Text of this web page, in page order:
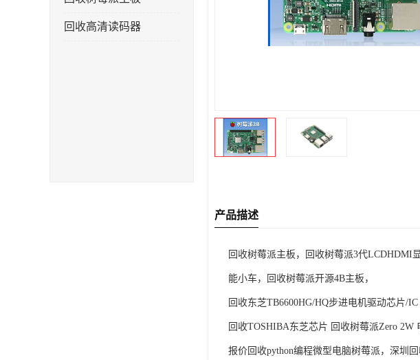
回收高清读码器
产品描述
回收树莓派主板， 回收树莓派3代LCDHDMI
能小车，回收树莓派开源4B主板，
回收东芝TB6600HG/HQ步进电机驱动芯片/
回收TOSHIBA东芝芯片 回收树莓派Zero 2W
报价回收python编程微型电脑树莓派，深圳